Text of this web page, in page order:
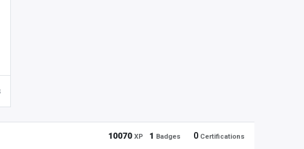
10070 XP 1 Badges 0 Certifications